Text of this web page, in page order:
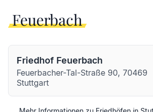
Feuerbach
Friedhof Feuerbach
Feuerbacher-Tal-Straße 90, 70469
Stuttgart